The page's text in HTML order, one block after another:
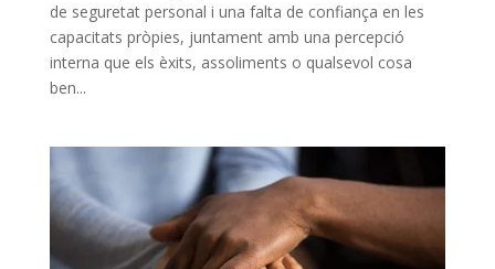
de seguretat personal i una falta de confiança en les
capacitats pròpies, juntament amb una percepció
interna que els èxits, assoliments o qualsevol cosa
ben...